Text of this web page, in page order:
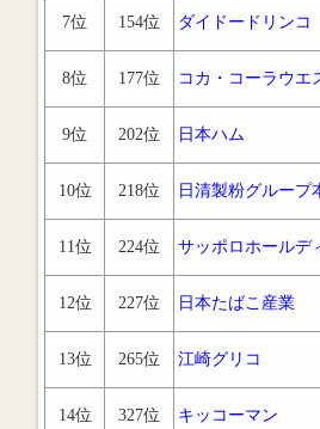
7位 154位 ダイドードリンコ
8位 177位 コカ・コーラウエ
9位 202位 日本ハム
10位 218位 日清製粉グループ
11位 224位 サッポロホールデ
12位 227位 日本たばこ産業
13位 265位 江崎グリコ
14位 327位 キッコーマン